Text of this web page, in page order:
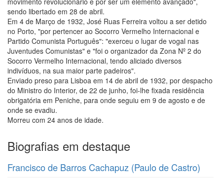
sendo libertado em 28 de abril.
Em 4 de Março de 1932, José Ruas Ferreira voltou a ser detido
no Porto, "por pertencer ao Socorro Vermelho Internacional e
Partido Comunista Português": "exerceu o lugar de vogal nas
Juventudes Comunistas" e "foi o organizador da Zona Nº 2 do
Socorro Vermelho Internacional, tendo aliciado diversos
indivíduos, na sua maior parte padeiros".
Enviado preso para Lisboa em 14 de abril de 1932, por despacho
do Ministro do Interior, de 22 de junho, foi-lhe fixada residência
obrigatória em Peniche, para onde seguiu em 9 de agosto e de
onde se evadiu.
Morreu com 24 anos de idade.
Biografias em destaque
Francisco de Barros Cachapuz (Paulo de Castro)